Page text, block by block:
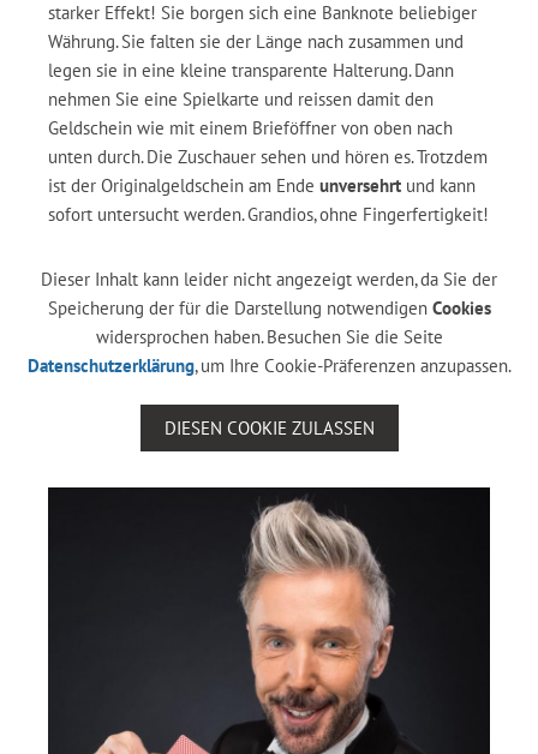
starker Effekt! Sie borgen sich eine Banknote beliebiger
Währung. Sie falten sie der Länge nach zusammen und
legen sie in eine kleine transparente Halterung. Dann
nehmen Sie eine Spielkarte und reissen damit den
Geldschein wie mit einem Brieföffner von oben nach
unten durch. Die Zuschauer sehen und hören es. Trotzdem
ist der Originalgeldschein am Ende unversehrt und kann
sofort untersucht werden. Grandios, ohne Fingerfertigkeit!
Dieser Inhalt kann leider nicht angezeigt werden, da Sie der
Speicherung der für die Darstellung notwendigen Cookies
widersprochen haben. Besuchen Sie die Seite
Datenschutzerklärung, um Ihre Cookie-Präferenzen anzupassen.
DIESEN COOKIE ZULASSEN